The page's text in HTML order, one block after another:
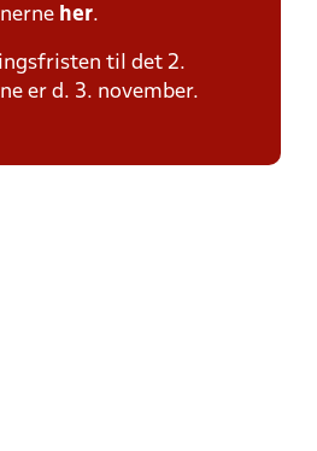
her.
til det 2.
er d. 3. november.